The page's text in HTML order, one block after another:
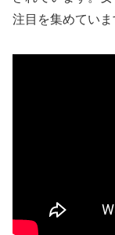
注目を集めていま